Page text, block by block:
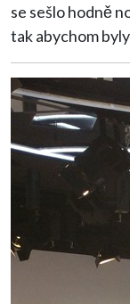
se sešlo hodně
tak abychom